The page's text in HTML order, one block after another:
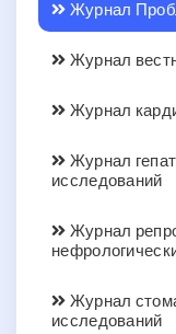
Журнал
Журнал
Журнал
Журнал
исследований
Журнал
Журнал
исследований